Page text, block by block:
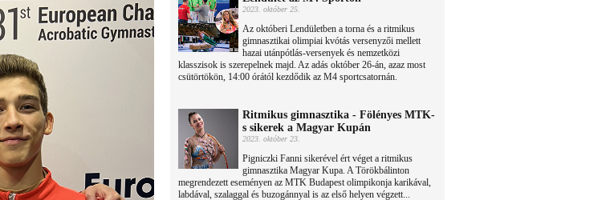
2023. október 25.
Az októberi Lendületben a torna és a ritmikus
gimnasztikai olimpiai kvótás versenyzői mellett
hazai utánpótlás-versenyek és nemzetközi
klasszisok is szerepelnek majd. Az adás október 26-án, azaz most
csütörtökön, 14:00 órától kezdődik az M4 sportcsatornán.
Ritmikus gimnasztika - Fölényes MTK-
s sikerek a Magyar Kupán
2023. október 23.
Pigniczki Fanni sikerével ért véget a ritmikus
gimnasztika Magyar Kupa. A Törökbálinton
megrendezett eseményen az MTK Budapest olimpikonja karikával,
labdával, szalaggal és buzogánnyal is az első helyen végzett...